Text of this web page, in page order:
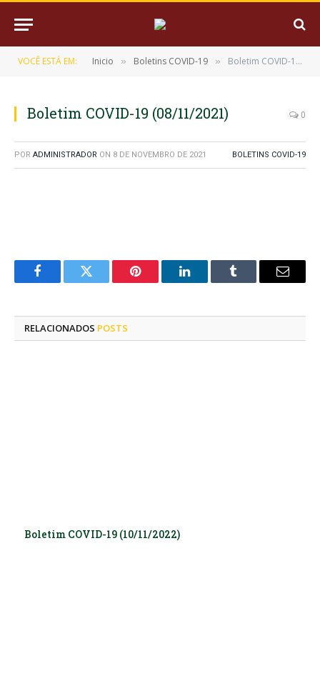
VOCÊ ESTÁ EM: Inicio » Boletins COVID-19 » Boletim COVID-19 (08/11/2021)
Boletim COVID-19 (08/11/2021) 0
POR ADMINISTRADOR ON 8 DE NOVEMBRO DE 2021 BOLETINS COVID-19
FacebookTwitter Pinterest LinkedInTumblr
E-
RELACIONADOS POSTS
Boletim COVID-19 (10/11/2022)